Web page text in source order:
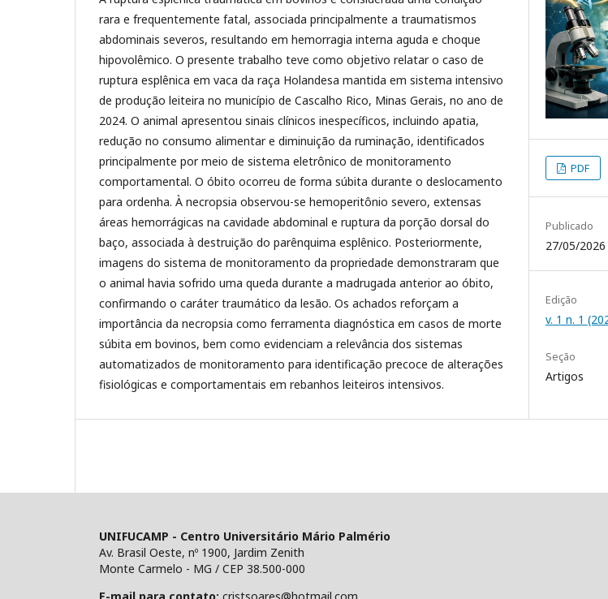
rara e frequentemente fatal, associada principalmente a traumatismos
abdominais severos, resultando em hemorragia interna aguda e choque
hipovolêmico. O presente trabalho teve como objetivo relatar o caso de
ruptura esplênica em vaca da raça Holandesa mantida em sistema intensivo
de produção leiteira no município de Cascalho Rico, Minas Gerais, no ano de
2024. O animal apresentou sinais clínicos inespecíficos, incluindo apatia,
redução no consumo alimentar e diminuição da ruminação, identificados
principalmente por meio de sistema eletrônico de monitoramento
comportamental. O óbito ocorreu de forma súbita durante o deslocamento
para ordenha. À necropsia observou-se hemoperitônio severo, extensas
áreas hemorrágicas na cavidade abdominal e ruptura da porção dorsal do
baço, associada à destruição do parênquima esplênico. Posteriormente,
imagens do sistema de monitoramento da propriedade demonstraram que
o animal havia sofrido uma queda durante a madrugada anterior ao óbito,
confirmando o caráter traumático da lesão. Os achados reforçam a
importância da necropsia como ferramenta diagnóstica em casos de morte
súbita em bovinos, bem como evidenciam a relevância dos sistemas
automatizados de monitoramento para identificação precoce de alterações
fisiológicas e comportamentais em rebanhos leiteiros intensivos.
PDF
Publicado
27/05/2026
Edição
v. 1 n. 1
Seção
Artigos
UNIFUCAMP - Centro Universitário Mário Palmério
Av. Brasil Oeste, nº 1900, Jardim Zenith
Monte Carmelo - MG / CEP 38.500-000